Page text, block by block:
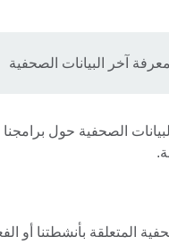
آخر البيانات الصحفية
الصحفية حول برامجنا
المتعلقة بأنشطتنا أو